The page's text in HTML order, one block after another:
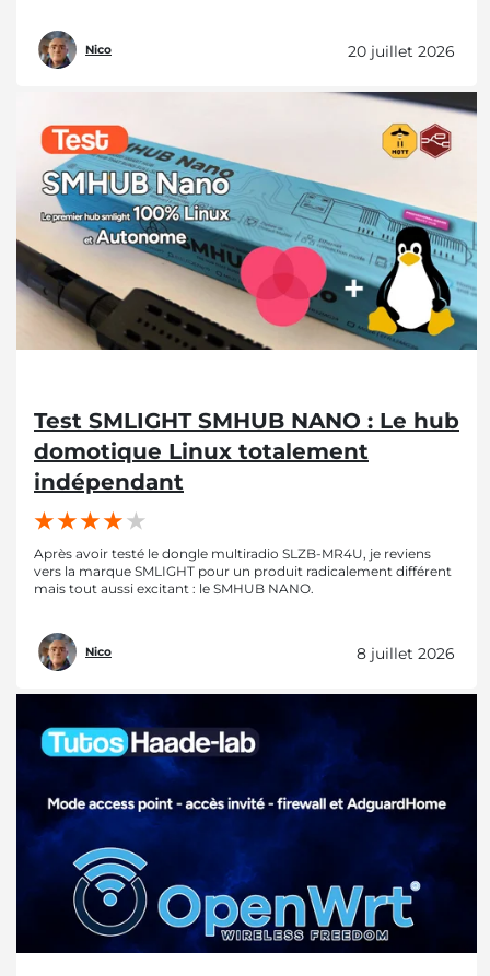
Nico 20 juillet 2026
Test SMLIGHT SMHUB NANO : Le hub
domotique Linux totalement
indépendant
Après avoir testé le dongle multiradio SLZB-MR4U, je reviens
vers la marque SMLIGHT pour un produit radicalement différent
mais tout aussi excitant : le SMHUB NANO.
Nico 8 juillet 2026